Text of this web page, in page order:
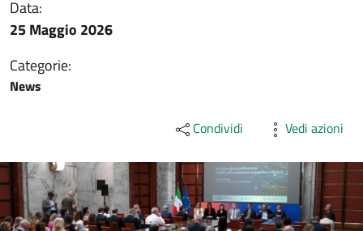
Data:
25 Maggio 2026
Categorie:
News
Condividi Vedi azioni